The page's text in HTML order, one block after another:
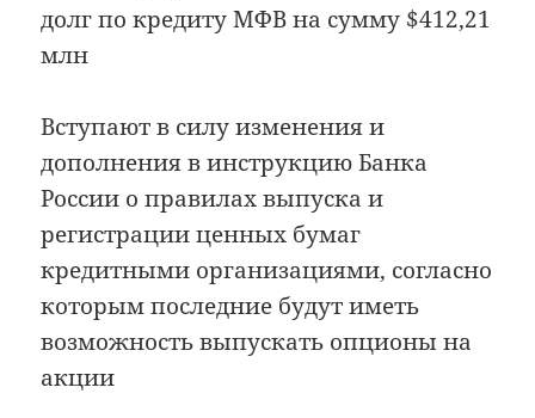
долг по кредиту МФВ на сумму $412,21
млн
Вступают в силу изменения и
дополнения в инструкцию Банка
России о правилах выпуска и
регистрации ценных бумаг
кредитными организациями, согласно
которым последние будут иметь
возможность выпускать опционы на
акции